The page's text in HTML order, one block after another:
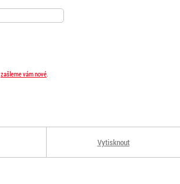
zašleme vám nové.
Vytisknout